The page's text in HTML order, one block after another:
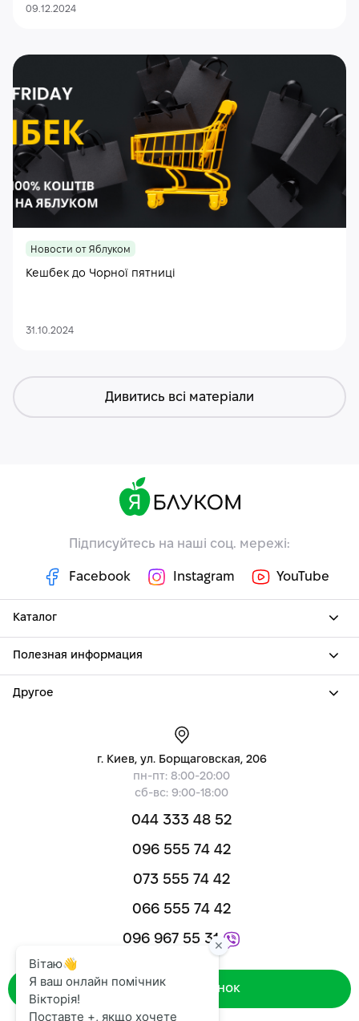
09.12.2024
Новости от Яблуком
Кешбек до Чорної пятниці
31.10.2024
Дивитись всі матеріали
Підписуйтесь на наші соц. мережі:
Facebook Instagram YouTube
Каталог
Полезная информация
Другое
г. Киев, ул. Борщаговская, 206
пн-пт: 8:00-20:00
сб-вс: 9:00-18:00
044 333 48 52
096 555 74 42
073 555 74 42
066 555 74 42
096 967 55 31
Зворотний дзвінок